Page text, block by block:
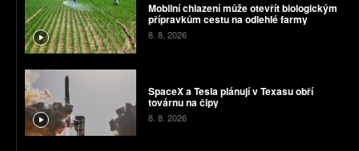
Mobilní chlazení může otevřít biologickým
přípravkům cestu na odlehlé farmy
8. 8. 2026
SpaceX a Tesla plánují v Texasu obří
továrnu na čipy
8. 8. 2026